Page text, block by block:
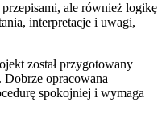
ale również logikę
interpretacje i uwagi,
został przygotowany
opracowana
spokojniej i wymaga